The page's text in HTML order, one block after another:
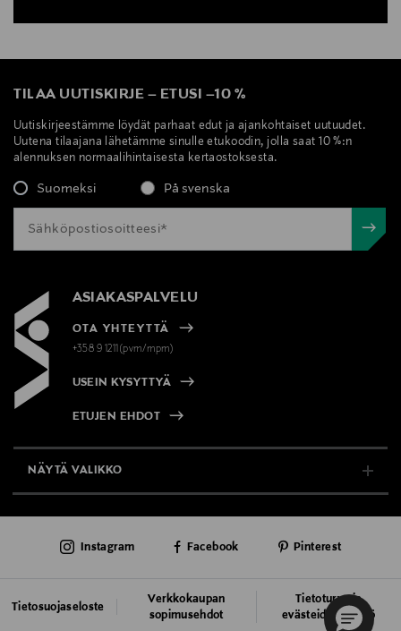
TILAA UUTISKIRJE – ETUSI –10 %
Uutiskirjeestämme löydät parhaat edut ja ajankohtaiset uutuudet.
Uutena tilaajana lähetämme sinulle etukoodin, jolla saat 10 %:n
alennuksen normaalihintaisesta kertaostoksesta.
Suomeksi På svenska
ASIAKASPALVELU
OTA YHTEYTTÄ
+358 9 1211(pvm/mpm)
USEIN KYSYTTYÄ
ETUJEN EHDOT
NÄYTÄ VALIKKO
AJANKOHTAISTA
Tietosuojaseloste
Verkkokaupan
sopimusehdot
Tietoturva ja
evästeiden käyttö
Instagram Facebook Pinterest